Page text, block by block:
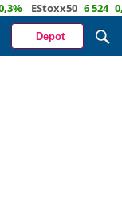
EStoxx50 6 524 0,3%
Depot